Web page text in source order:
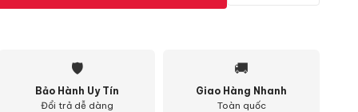
🛡
Bảo Hành Uy Tín
Đổi trả dễ dàng
🚚
Giao Hàng Nhanh
Toàn quốc